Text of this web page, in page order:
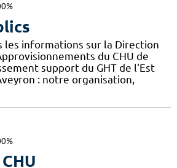
les informations sur la Direction
du CHU de
support du GHT de l'Est
: notre organisation,